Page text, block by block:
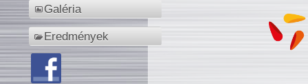
Galéria
Eredmények